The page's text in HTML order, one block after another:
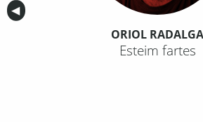
Anterior
◀︎
ORIOL RADALGA
Esteim fartes